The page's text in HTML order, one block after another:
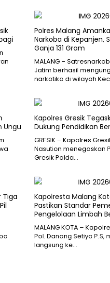
Polres Malang
Narkoba di Kepanjen,
Ganja 131 Gram
MALANG –
Jatim berhasil
narkotika di wilayah
Ungu
Kapolres Gresik
Dukung Pendidikan
GRESIK – Kapolres
Nasution menegaskan
Gresik Polda…
Tiga
Kapolresta Malang
Pastikan Standar
Pengelolaan Limbah
MALANG KOTA –
Pol. Danang Setiyo
langsung ke…